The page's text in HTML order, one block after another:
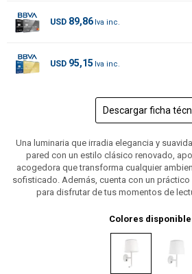
USD 89,86
USD 95,15
Descargar ficha
Una luminaria que irradia elegancia y
pared con un estilo clásico renovado,
acogedora que transforma cualquier
sofisticado. Además, cuenta con un práctico
para disfrutar de tus momentos de
Colores